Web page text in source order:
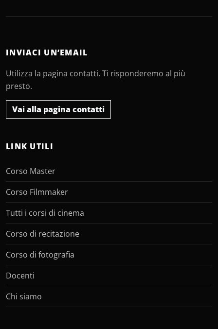
INVIACI UN’EMAIL
Utilizza la pagina contatti. Ti risponderemo al più
presto.
Vai alla pagina contatti
LINK UTILI
Corso Master
Corso Filmmaker
Tutti i corsi di cinema
Corso di recitazione
Corso di fotografia
Docenti
Chi siamo